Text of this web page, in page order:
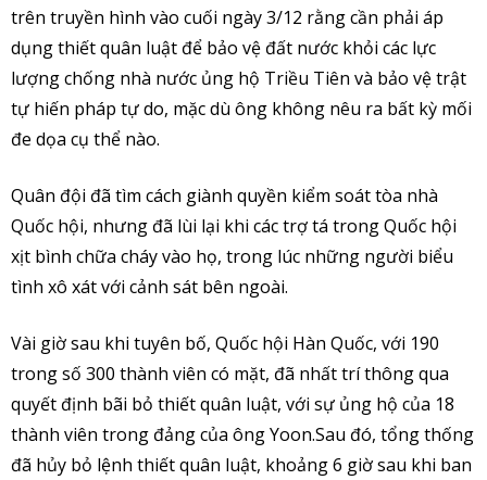
trên truyền hình vào cuối ngày 3/12 rằng cần phải áp
dụng thiết quân luật để bảo vệ đất nước khỏi các lực
lượng chống nhà nước ủng hộ Triều Tiên và bảo vệ trật
tự hiến pháp tự do, mặc dù ông không nêu ra bất kỳ mối
đe dọa cụ thể nào.
Quân đội đã tìm cách giành quyền kiểm soát tòa nhà
Quốc hội, nhưng đã lùi lại khi các trợ tá trong Quốc hội
xịt bình chữa cháy vào họ, trong lúc những người biểu
tình xô xát với cảnh sát bên ngoài.
Vài giờ sau khi tuyên bố, Quốc hội Hàn Quốc, với 190
trong số 300 thành viên có mặt, đã nhất trí thông qua
quyết định bãi bỏ thiết quân luật, với sự ủng hộ của 18
thành viên trong đảng của ông Yoon.Sau đó, tổng thống
đã hủy bỏ lệnh thiết quân luật, khoảng 6 giờ sau khi ban